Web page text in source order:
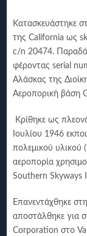
Κατασκευάστηκε
της California ως
c/n 20474.
φέροντας serial
Αλάσκας της
Αεροπορική βάση
Κρίθηκε ως
Ιουλίου 1946
πολεμικού υλικού
αεροπορία
Southern Skyways
Επανεντάχθηκε
αποστάλθηκε για
Corporation στο